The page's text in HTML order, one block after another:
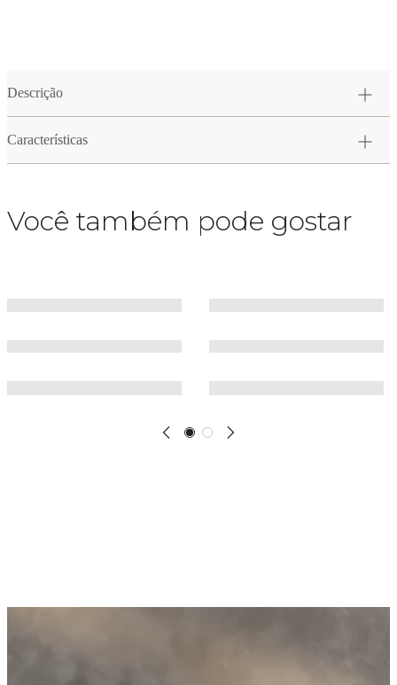
Descrição
Características
Você também pode gostar